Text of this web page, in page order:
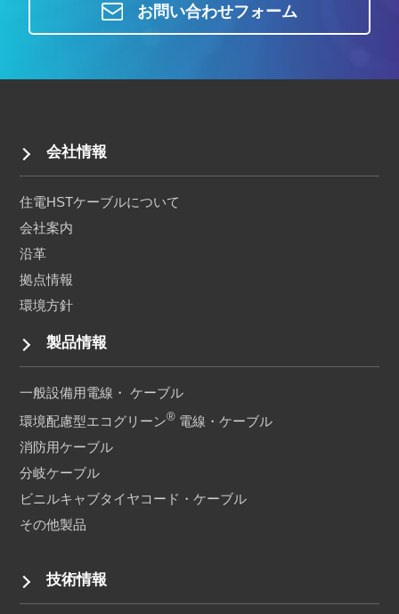
お問い合わせフォーム
会社情報
住電HSTケーブルについて
会社案内
沿革
拠点情報
環境方針
製品情報
一般設備用電線・ ケーブル
環境配慮型エコグリーン® 電線・ケーブル
消防用ケーブル
分岐ケーブル
ビニルキャブタイヤコード・ケーブル
その他製品
技術情報